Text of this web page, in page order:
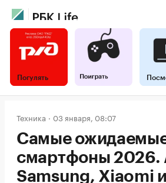
Погулять
Техника 03 января, 08:07
Самые
смартфоны 2026.
Samsung, Xiaomi